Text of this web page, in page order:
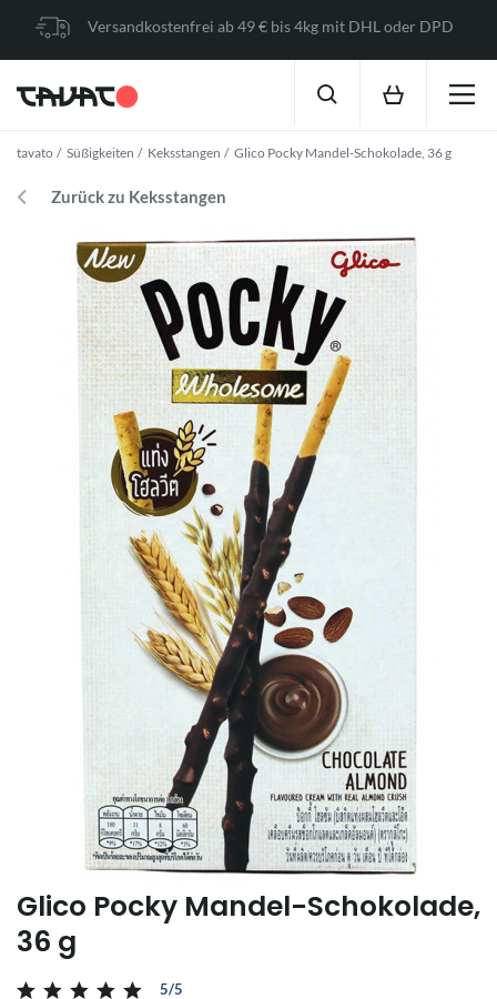
Versandkostenfrei ab 49 € bis 4kg mit DHL oder DPD
tavato Süßigkeiten Keksstangen Glico Pocky Mandel-Schokolade, 36 g
Zurück zu Keksstangen
Glico Pocky Mandel-Schokolade,
36 g
5/5